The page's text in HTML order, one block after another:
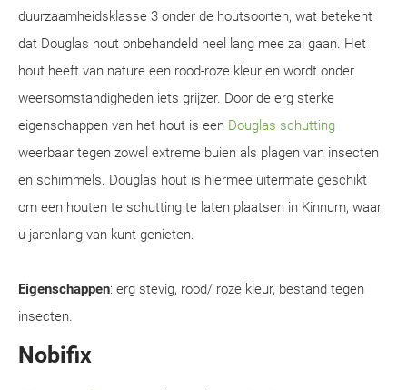
duurzaamheidsklasse 3 onder de houtsoorten, wat betekent
dat Douglas hout onbehandeld heel lang mee zal gaan. Het
hout heeft van nature een rood-roze kleur en wordt onder
weersomstandigheden iets grijzer. Door de erg sterke
eigenschappen van het hout is een Douglas schutting
weerbaar tegen zowel extreme buien als plagen van insecten
en schimmels. Douglas hout is hiermee uitermate geschikt
om een houten te schutting te laten plaatsen in Kinnum, waar
u jarenlang van kunt genieten.
Eigenschappen: erg stevig, rood/ roze kleur, bestand tegen
insecten.
Nobifix